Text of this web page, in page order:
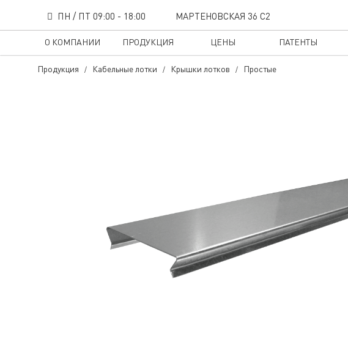
ПН / ПТ 09:00 - 18:00 МАРТЕНОВСКАЯ 36 С2
О КОМПАНИИ ПРОДУКЦИЯ ЦЕНЫ ПАТЕНТЫ
Продукция Кабельные лотки Крышки лотков Простые